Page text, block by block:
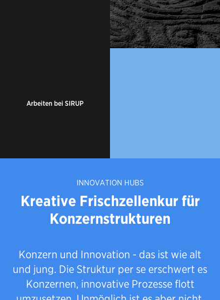
Arbeiten bei SIRUP
INNOVATION HUBS
Kreative Frischzellenkur für
Konzernstrukturen
Konzern und Innovation - das ist wie alt
und jung. Die Struktur per se erschwert es
Konzernen, innovative Prozesse flott